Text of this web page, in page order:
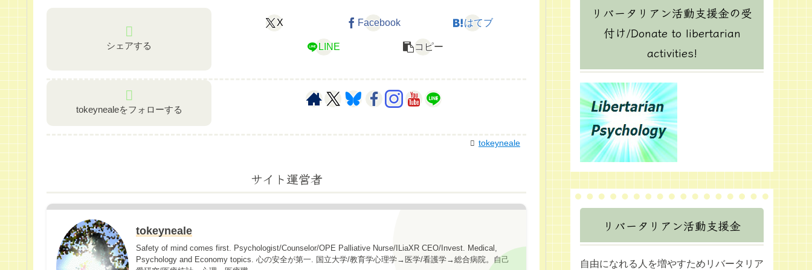
シェアする
X Facebook はてブ
LINE コピー
tokeynealeをフォローする
tokeyneale
サイト運営者
tokeyneale
Safety of mind comes first. Psychologist/Counselor/OPE Palliative Nurse/ILiaXR CEO/Invest. Medical,
Psychology and Economy topics. 心の安全が第一. 国立大学/教育学心理学→医学/看護学→総合病院。自己
リバータリアン活動支援金の受
付け/Donate to libertarian
activities!
リバータリアン活動支援金
自由になれる人を増やすためリバータリア